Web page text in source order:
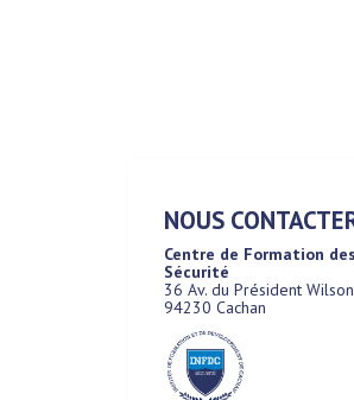
NOUS
Centre de Formation
Sécurité
36 Av. du Président Wilson
94230 Cachan